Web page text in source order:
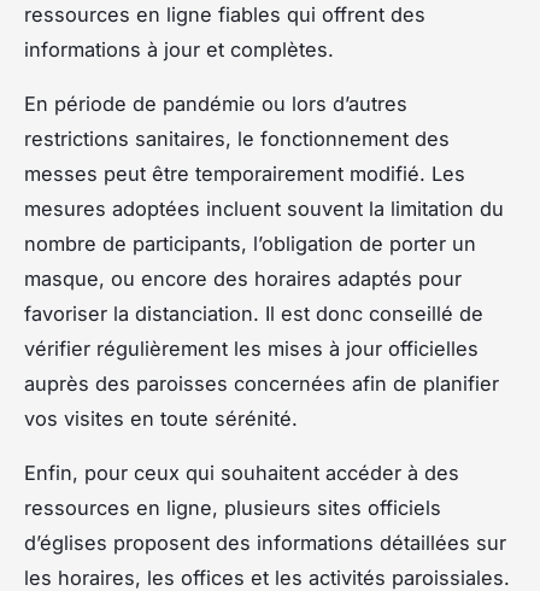
ressources en ligne fiables qui offrent des
informations à jour et complètes.
En période de pandémie ou lors d’autres
restrictions sanitaires, le fonctionnement des
messes peut être temporairement modifié. Les
mesures adoptées incluent souvent la limitation du
nombre de participants, l’obligation de porter un
masque, ou encore des horaires adaptés pour
favoriser la distanciation. Il est donc conseillé de
vérifier régulièrement les mises à jour officielles
auprès des paroisses concernées afin de planifier
vos visites en toute sérénité.
Enfin, pour ceux qui souhaitent accéder à des
ressources en ligne, plusieurs sites officiels
d’églises proposent des informations détaillées sur
les horaires, les offices et les activités paroissiales.